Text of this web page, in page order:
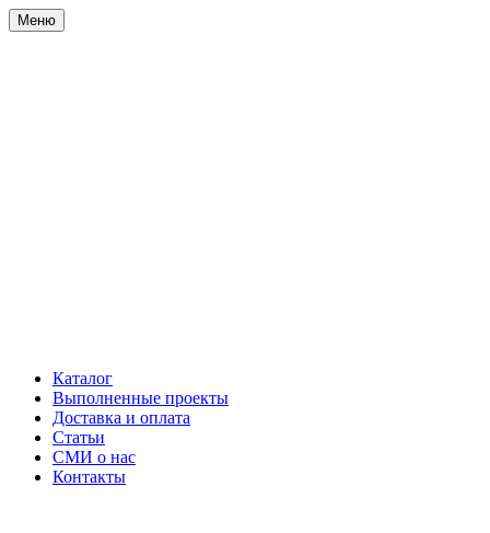
Меню
Каталог
Выполненные проекты
Доставка и оплата
Статьи
СМИ о нас
Контакты